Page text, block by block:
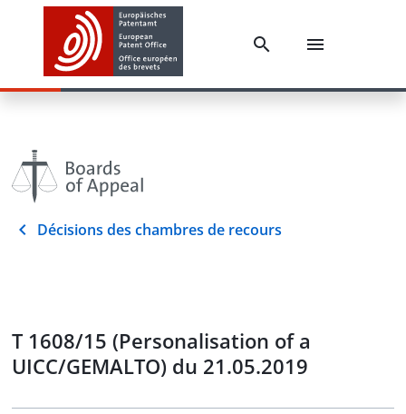
Décisions des chambres de recours
T 1608/15 (Personalisation of a
UICC/GEMALTO) du 21.05.2019